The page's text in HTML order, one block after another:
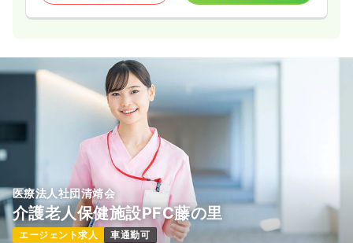
医療法人社団清靖会
介護老人保健施設PFC藤の里
エージェント求人 車通勤可